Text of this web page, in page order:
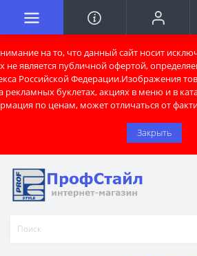
на то, что данный сайт носит
не является публичной офертой,
Российской Федерации.Изображения
рекламных буклетах, акциях в меню и в
по ценам, может отличаться от
Закрыть